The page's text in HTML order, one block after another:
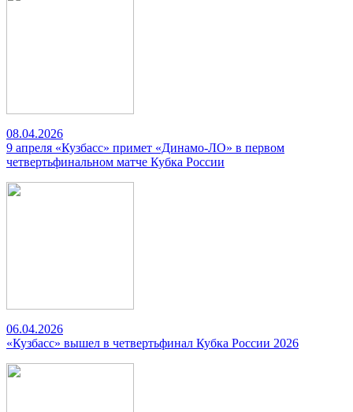
08.04.2026
9 апреля «Кузбасс» примет «Динамо-ЛО» в первом
четвертьфинальном матче Кубка России
06.04.2026
«Кузбасс» вышел в четвертьфинал Кубка России 2026